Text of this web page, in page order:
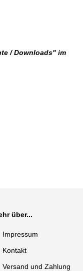
/ Downloads" im
über...
Impressum
Kontakt
Versand und Zahlung